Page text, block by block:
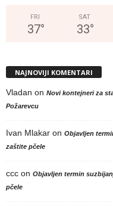
FRI
37°
SAT
33°
NAJNOVIJI KOMENTARI
Vladan on Novi kontejneri za
Požarevcu
Ivan Mlakar on Objavljen
zaštite pčele
ccc on Objavljen termin
pčele